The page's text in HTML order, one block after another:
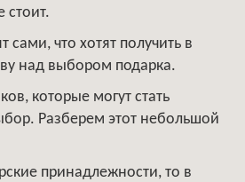
стоит.
что хотят получить в
над выбором подарка.
которые могут стать
Разберем этот небольшой
принадлежности, то в